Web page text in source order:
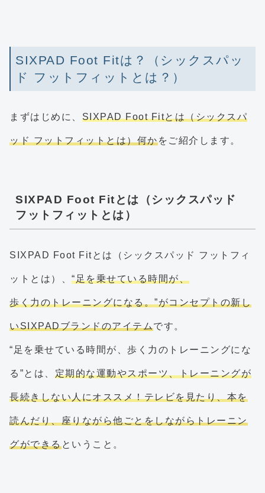
SIXPAD Foot Fitは？（シックスパッ
ド フットフィットとは？）
まずはじめに、 SIXPAD Foot Fitとは（シックスパ
ッド フットフィットとは）何かをご紹介します。
SIXPAD Foot Fitとは（シックスパッド
フットフィットとは）
SIXPAD Foot Fitとは（シックスパッド フットフィ
ットとは）、 “足を乗せている時間が、
歩く力のトレーニングになる。”がコンセプトの新し
いSIXPADブランドのアイテムです。
“足を乗せている時間が、歩く力のトレーニングにな
る”とは、 定期的な運動やスポーツ、トレーニングが
長続きしない人にオススメ！テレビを見たり、本を
読んだり、座りながら他ごとをしながらトレーニン
グができるということ。